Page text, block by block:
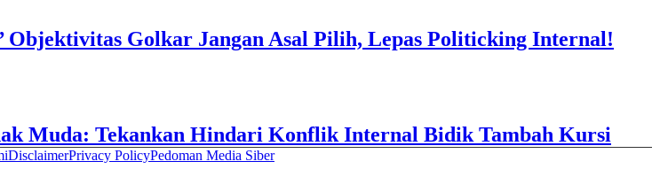
Objektivitas Golkar Jangan Asal Pilih, Lepas Politicking Internal!
Muda: Tekankan Hindari Konflik Internal Bidik Tambah Kursi
DisclaimerPrivacy PolicyPedoman Media Siber